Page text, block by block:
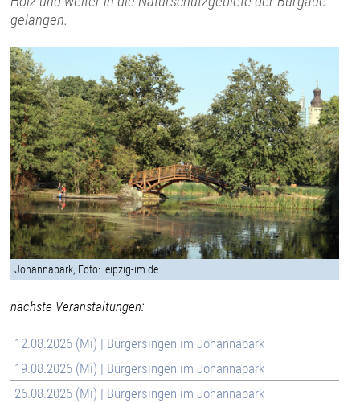
gelangen.
Johannapark, Foto: leipzig-im.de
nächste Veranstaltungen:
12.08.2026 (Mi) | Bürgersingen im Johannapark
19.08.2026 (Mi) | Bürgersingen im Johannapark
26.08.2026 (Mi) | Bürgersingen im Johannapark